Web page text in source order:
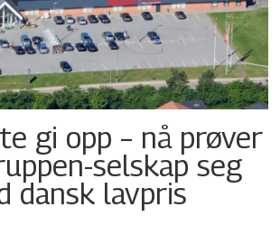
gi opp – nå prøver
selskap seg
dansk lavpris